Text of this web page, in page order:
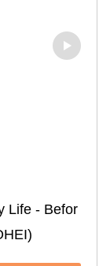
Life ‐ Befor